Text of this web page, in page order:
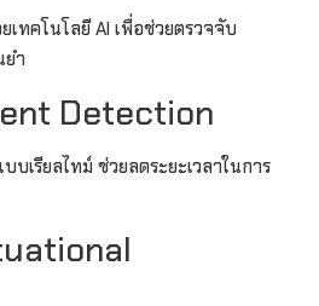
เทคโนโลยี AI เพื่อช่วยตรวจจับ
ำ
Detection
เรียลไทม์ ช่วยลดระยะเวลาในการ